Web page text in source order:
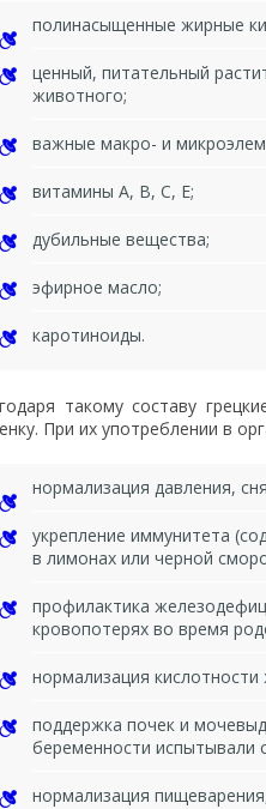
полинасыщенные жирные
ценный, питательный
животного;
важные макро- и
витамины А, В, С, Е;
дубильные вещества;
эфирное масло;
каротиноиды.
такому составу
При их употреблении в
нормализация давления,
укрепление иммунитета
в лимонах или черной
профилактика
кровопотерях во время
нормализация кислотности
поддержка почек и
беременности испытывали
нормализация